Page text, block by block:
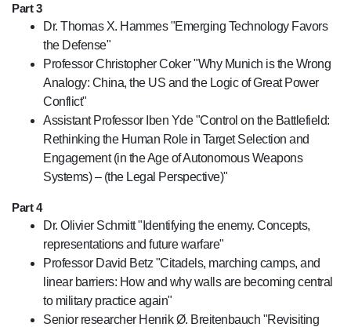
Part 3
Dr. Thomas X. Hammes "Emerging Technology Favors
the Defense"
Professor Christopher Coker "Why Munich is the Wrong
Analogy: China, the US and the Logic of Great Power
Conflict"
Assistant Professor Iben Yde "Control on the Battlefield:
Rethinking the Human Role in Target Selection and
Engagement (in the Age of Autonomous Weapons
Systems) – (the Legal Perspective)"
Part 4
Dr. Olivier Schmitt "Identifying the enemy. Concepts,
representations and future warfare"
Professor David Betz "Citadels, marching camps, and
linear barriers: How and why walls are becoming central
to military practice again"
Senior researcher Henrik Ø. Breitenbauch "Revisiting